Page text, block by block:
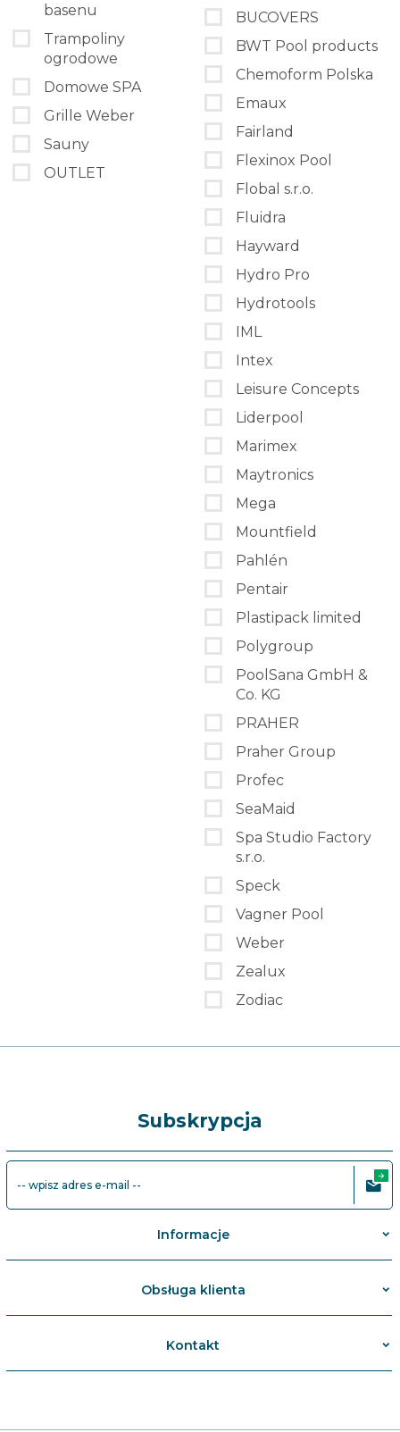
basenu
Trampoliny
ogrodowe
Domowe SPA
Grille Weber
Sauny
OUTLET
BUCOVERS
BWT Pool products
Chemoform Polska
Emaux
Fairland
Flexinox Pool
Flobal s.r.o.
Fluidra
Hayward
Hydro Pro
Hydrotools
IML
Intex
Leisure Concepts
Liderpool
Marimex
Maytronics
Mega
Mountfield
Pahlén
Pentair
Plastipack limited
Polygroup
PoolSana GmbH &
Co. KG
PRAHER
Praher Group
Profec
SeaMaid
Spa Studio Factory
s.r.o.
Speck
Vagner Pool
Weber
Zealux
Zodiac
Subskrypcja
-- wpisz adres e-mail --
Informacje
Obsługa klienta
Kontakt